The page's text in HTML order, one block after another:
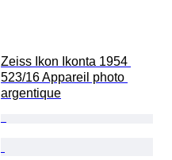
Zeiss Ikon Ikonta 1954
523/16 Appareil photo
argentique